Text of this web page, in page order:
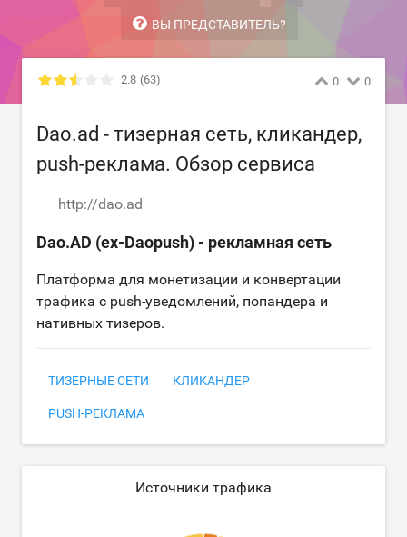
ВЫ ПРЕДСТАВИТЕЛЬ?
2.8 (63) 0 0
Dao.ad - тизерная сеть, кликандер,
push-реклама. Обзор сервиса
http://dao.ad
Dao.AD (ex-Daopush) - рекламная сеть
Платформа для монетизации и конвертации
трафика с push-уведомлений, попандера и
нативных тизеров.
ТИЗЕРНЫЕ СЕТИ КЛИКАНДЕР
PUSH-РЕКЛАМА
Источники трафика